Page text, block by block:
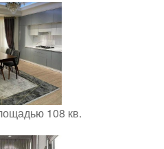
108 кв.